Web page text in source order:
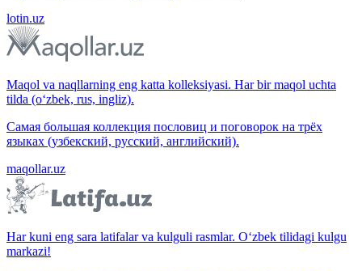
lotin.uz
Maqol va naqllarning eng katta kolleksiyasi. Har bir maqol uchta
tilda (o‘zbek, rus, ingliz).
Самая большая коллекция пословиц и поговорок на трёх
языках (узбекский, русский, английский).
maqollar.uz
Har kuni eng sara latifalar va kulguli rasmlar. O‘zbek tilidagi kulgu
markazi!